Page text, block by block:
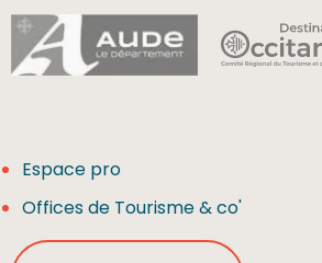
Espace pro
Offices de Tourisme & co'